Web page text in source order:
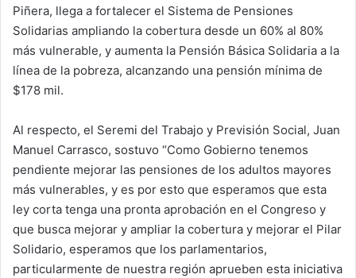
Piñera, llega a fortalecer el Sistema de Pensiones
Solidarias ampliando la cobertura desde un 60% al 80%
más vulnerable, y aumenta la Pensión Básica Solidaria a la
línea de la pobreza, alcanzando una pensión mínima de
$178 mil.
Al respecto, el Seremi del Trabajo y Previsión Social, Juan
Manuel Carrasco, sostuvo “Como Gobierno tenemos
pendiente mejorar las pensiones de los adultos mayores
más vulnerables, y es por esto que esperamos que esta
ley corta tenga una pronta aprobación en el Congreso y
que busca mejorar y ampliar la cobertura y mejorar el Pilar
Solidario, esperamos que los parlamentarios,
particularmente de nuestra región aprueben esta iniciativa